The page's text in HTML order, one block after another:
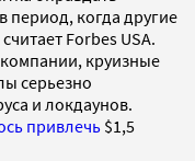
период, когда другие
Forbes USA.
круизные
серьезно
и локдаунов.
привлечь $1,5